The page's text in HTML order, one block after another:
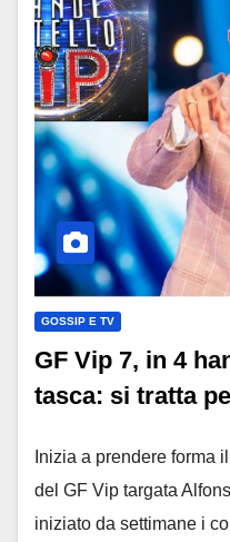
GOSSIP E TV
GF Vip 7, in 4
tasca: si tratta
Inizia a prendere forma
del GF Vip targata
iniziato da settimane i